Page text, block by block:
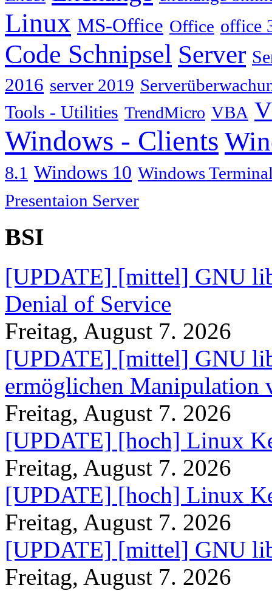
Linux MS-Office Office office
Code Schnipsel Server
2016 server 2019
Tools - Utilities TrendMicro VBA
Windows - Clients
8.1 Windows 10 Windows
Presentaion Server
BSI
[UPDATE] [mittel] GNU
Denial of Service
Freitag, August 7. 2026
[UPDATE] [mittel] GNU
ermöglichen Manipulation
Freitag, August 7. 2026
[UPDATE] [hoch] Linux
Freitag, August 7. 2026
[UPDATE] [hoch] Linux
Freitag, August 7. 2026
[UPDATE] [mittel] GNU
Freitag, August 7. 2026